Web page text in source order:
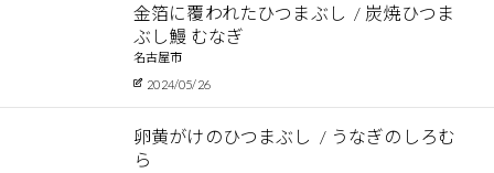
金箔に覆われたひつまぶし
炭焼ひつま
ぶし鰻 むなぎ
名古屋市
2024/05/26
卵黄がけのひつまぶし
うなぎのしろむ
ら